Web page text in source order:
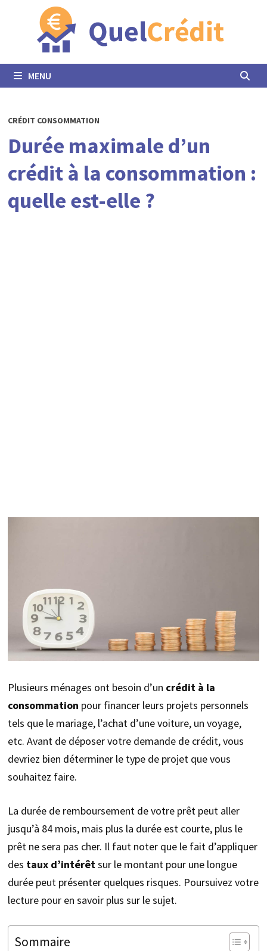
MENU
CRÉDIT CONSOMMATION
Durée maximale d’un
crédit à la consommation :
quelle est-elle ?
Plusieurs ménages ont besoin d’un crédit à la
consommation pour financer leurs projets personnels
tels que le mariage, l’achat d’une voiture, un voyage,
etc. Avant de déposer votre demande de crédit, vous
devriez bien déterminer le type de projet que vous
souhaitez faire.
La durée de remboursement de votre prêt peut aller
jusqu’à 84 mois, mais plus la durée est courte, plus le
prêt ne sera pas cher. Il faut noter que le fait d’appliquer
des taux d’intérêtsur le montant pour une longue
durée peut présenter quelques risques. Poursuivez votre
lecture pour en savoir plus sur le sujet.
Sommaire